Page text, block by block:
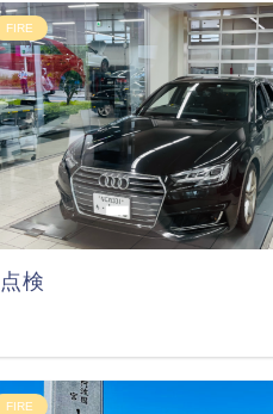
FIRE
点検
FIRE